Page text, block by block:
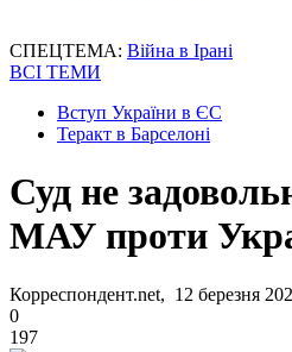
СПЕЦТЕМА: Війна в Ірані
ВСІ ТЕМИ
Вступ України в ЄС
Теракт в Барселоні
Суд не
МАУ проти
Корреспондент.net, 12 березня
0
197